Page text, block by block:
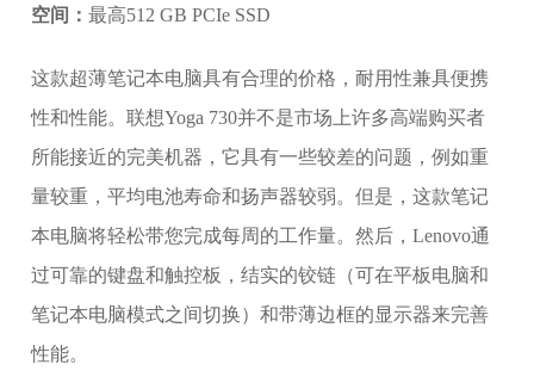
空间：最高512 GB PCIe SSD
这款超薄笔记本电脑具有合理的价格，耐用性兼具便携
性和性能。联想Yoga 730并不是市场上许多高端购买者
所能接近的完美机器，它具有一些较差的问题，例如重
量较重，平均电池寿命和扬声器较弱。但是，这款笔记
本电脑将轻松带您完成每周的工作量。然后，Lenovo通
过可靠的键盘和触控板，结实的铰链（可在平板电脑和
笔记本电脑模式之间切换）和带薄边框的显示器来完善
性能。